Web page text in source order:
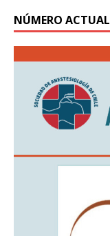
NÚMERO ACTUAL